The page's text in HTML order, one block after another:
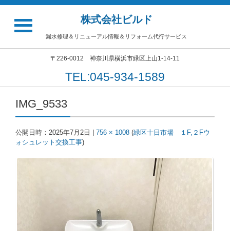
株式会社ビルド
漏水修理＆リニューアル情報＆リフォーム代行サービス
〒226-0012 神奈川県横浜市緑区上山1-14-11
TEL:045-934-1589
IMG_9533
公開日時： 2025年7月2日 756 × 1008 (緑区十日市場 １F,２Fウ
ォシュレット交換工事)